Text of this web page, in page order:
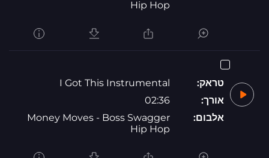
Hip Hop
טראק:
I Got This Instrumental
אורך:
02:36
אלבום:
Money Moves - Boss Swagger
Hip Hop